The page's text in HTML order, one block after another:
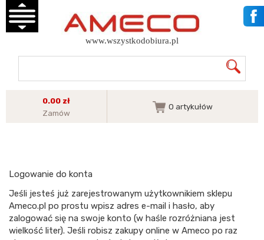
www.wszystkodobiura.pl
0.00 zł
Zamów
0 artykułów
Logowanie do konta
Jeśli jesteś już zarejestrowanym użytkownikiem sklepu
Ameco.pl po prostu wpisz adres e-mail i hasło, aby
zalogować się na swoje konto (w haśle rozróżniana jest
wielkość liter). Jeśli robisz zakupy online w Ameco po raz